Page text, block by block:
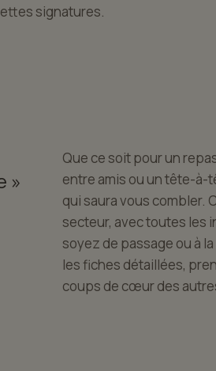
signatures.
»
Que ce soit pour un
entre amis ou un tête-à-
qui saura vous combler.
secteur, avec toutes les
soyez de passage ou à
les fiches détaillées,
coups de cœur des